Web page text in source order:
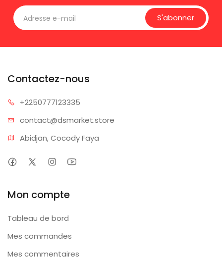
S'abonner
Contactez-nous
+2250777123335
contact@dsmarket.store
Abidjan, Cocody Faya
Mon compte
Tableau de bord
Mes commandes
Mes commentaires